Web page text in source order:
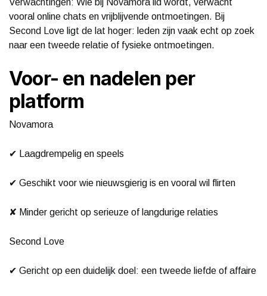
vooral online chats en vrijblijvende ontmoetingen. Bij
Second Love ligt de lat hoger: leden zijn vaak echt op zoek
naar een tweede relatie of fysieke ontmoetingen.
Voor- en nadelen per
platform
Novamora
✔ Laagdrempelig en speels
✔ Geschikt voor wie nieuwsgierig is en vooral wil flirten
✘ Minder gericht op serieuze of langdurige relaties
Second Love
✔ Gericht op een duidelijk doel: een tweede liefde of affaire